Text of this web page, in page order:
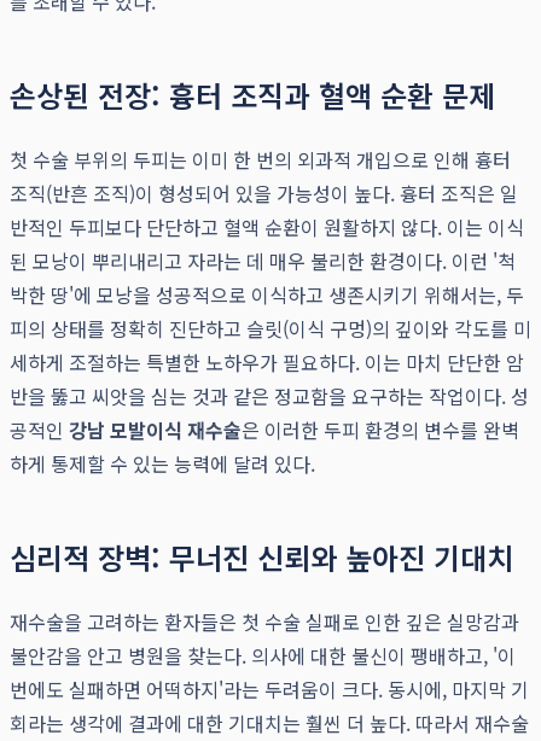
손상된 전장: 흉터 조직과 혈액 순환 문제
첫 수술 부위의 두피는 이미 한 번의 외과적 개입으로 인해 흉터
조직(반흔 조직)이 형성되어 있을 가능성이 높다. 흉터 조직은 일
반적인 두피보다 단단하고 혈액 순환이 원활하지 않다. 이는 이식
된 모낭이 뿌리내리고 자라는 데 매우 불리한 환경이다. 이런 '척
박한 땅'에 모낭을 성공적으로 이식하고 생존시키기 위해서는, 두
피의 상태를 정확히 진단하고 슬릿(이식 구멍)의 깊이와 각도를 미
세하게 조절하는 특별한 노하우가 필요하다. 이는 마치 단단한 암
반을 뚫고 씨앗을 심는 것과 같은 정교함을 요구하는 작업이다. 성
공적인 강남 모발이식 재수술은 이러한 두피 환경의 변수를 완벽
하게 통제할 수 있는 능력에 달려 있다.
심리적 장벽: 무너진 신뢰와 높아진 기대치
재수술을 고려하는 환자들은 첫 수술 실패로 인한 깊은 실망감과
불안감을 안고 병원을 찾는다. 의사에 대한 불신이 팽배하고, '이
번에도 실패하면 어떡하지'라는 두려움이 크다. 동시에, 마지막 기
회라는 생각에 결과에 대한 기대치는 훨씬 더 높다. 따라서 재수술